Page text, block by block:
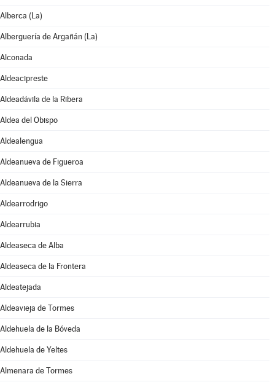
Alberca (La)
Alberguería de Argañán (La)
Alconada
Aldeacipreste
Aldeadávila de la Ribera
Aldea del Obispo
Aldealengua
Aldeanueva de Figueroa
Aldeanueva de la Sierra
Aldearrodrigo
Aldearrubia
Aldeaseca de Alba
Aldeaseca de la Frontera
Aldeatejada
Aldeavieja de Tormes
Aldehuela de la Bóveda
Aldehuela de Yeltes
Almenara de Tormes